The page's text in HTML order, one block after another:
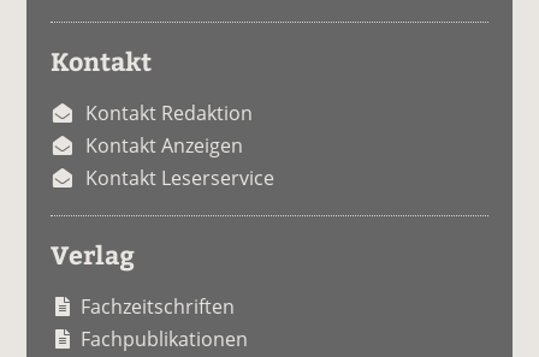
Kontakt
Kontakt Redaktion
Kontakt Anzeigen
Kontakt Leserservice
Verlag
Fachzeitschriften
Fachpublikationen